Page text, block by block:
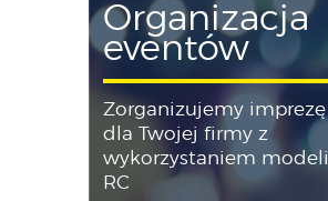
Organizacja
eventów
Zorganizujemy imprezę
dla Twojej firmy z
wykorzystaniem modeli
RC